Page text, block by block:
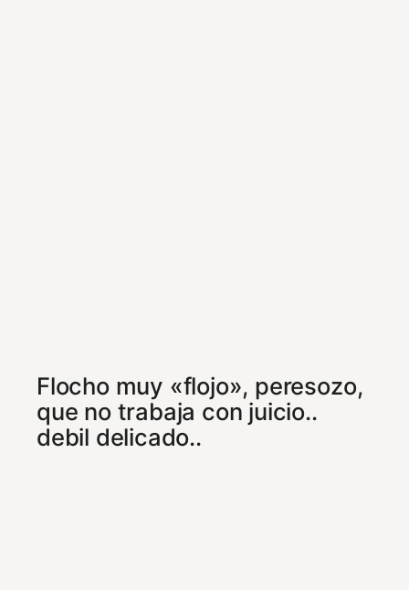
Flocho muy «flojo», peresozo,
que no trabaja con juicio..
debil delicado..